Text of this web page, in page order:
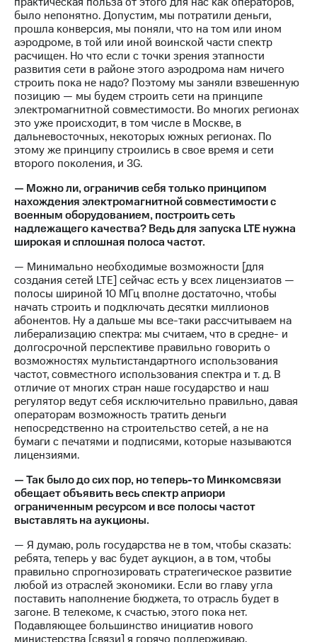
было непонятно. Допустим, мы потратили деньги,
прошла конверсия, мы поняли, что на том или ином
аэродроме, в той или иной воинской части спектр
расчищен. Но что если с точки зрения этапности
развития сети в районе этого аэродрома нам ничего
строить пока не надо? Поэтому мы заняли взвешенную
позицию — мы будем строить сети на принципе
электромагнитной совместимости. Во многих регионах
это уже происходит, в том числе в Москве, в
дальневосточных, некоторых южных регионах. По
этому же принципу строились в свое время и сети
второго поколения, и 3G.
— Можно ли, ограничив себя только принципом
нахождения электромагнитной совместимости с
военным оборудованием, построить сеть
надлежащего качества? Ведь для запуска LTE нужна
широкая и сплошная полоса частот.
— Минимально необходимые возможности [для
создания сетей LTE] сейчас есть у всех лицензиатов —
полосы шириной 10 МГц вполне достаточно, чтобы
начать строить и подключать десятки миллионов
абонентов. Ну а дальше мы все-таки рассчитываем на
либерализацию спектра: мы считаем, что в средне- и
долгосрочной перспективе правильно говорить о
возможностях мультистандартного использования
частот, совместного использования спектра и т. д. В
отличие от многих стран наше государство и наш
регулятор ведут себя исключительно правильно, давая
операторам возможность тратить деньги
непосредственно на строительство сетей, а не на
бумаги с печатями и подписями, которые называются
лицензиями.
— Так было до сих пор, но теперь-то Минкомсвязи
обещает объявить весь спектр априори
ограниченным ресурсом и все полосы частот
выставлять на аукционы.
— Я думаю, роль государства не в том, чтобы сказать:
ребята, теперь у вас будет аукцион, а в том, чтобы
правильно спрогнозировать стратегическое развитие
любой из отраслей экономики. Если во главу угла
поставить наполнение бюджета, то отрасль будет в
загоне. В телекоме, к счастью, этого пока нет.
Подавляющее большинство инициатив нового